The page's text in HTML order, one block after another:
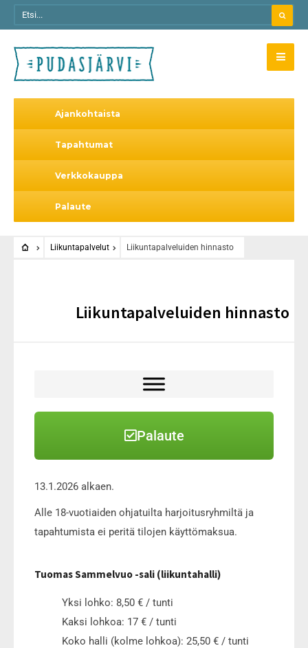
Ajankohtaista
Tapahtumat
Verkkokauppa
Palaute
Liikuntapalvelut Liikuntapalveluiden hinnasto
Liikuntapalveluiden hinnasto
Palaute
13.1.2026 alkaen.
Alle 18-vuotiaiden ohjatuilta harjoitusryhmiltä ja
tapahtumista ei peritä tilojen käyttömaksua.
Tuomas Sammelvuo -sali (liikuntahalli)
Yksi lohko: 8,50 € / tunti
Kaksi lohkoa: 17 € / tunti
Koko halli (kolme lohkoa): 25,50 € / tunti